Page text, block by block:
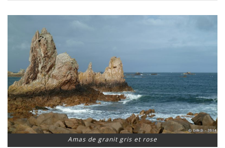
Amas de granit gris et rose